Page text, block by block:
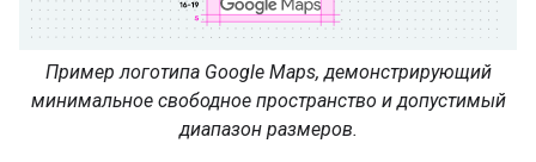
Пример логотипа Google Maps, демонстрирующий
минимальное свободное пространство и допустимый
диапазон размеров.